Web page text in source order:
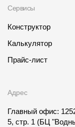
Сервисы
Конструктор
Калькулятор
Прайс-лист
Адрес
Главный офис:
5, стр. 1 (БЦ